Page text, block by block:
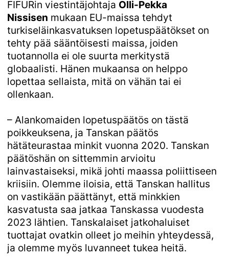
FIFURin viestintäjohtaja Olli-Pekka
Nissisen mukaan EU-maissa tehdyt
turkiseläinkasvatuksen lopetuspäätökset on
tehty pää sääntöisesti maissa, joiden
tuotannolla ei ole suurta merkitystä
globaalisti. Hänen mukaansa on helppo
lopettaa sellaista, mitä on vähän tai ei
ollenkaan.
– Alankomaiden lopetuspäätös on tästä
poikkeuksena, ja Tanskan päätös
hätäteurastaa minkit vuonna 2020. Tanskan
päätöshän on sittemmin arvioitu
lainvastaiseksi, mikä johti maassa poliittiseen
kriisiin. Olemme iloisia, että Tanskan hallitus
on vastikään päättänyt, että minkkien
kasvatusta saa jatkaa Tanskassa vuodesta
2023 lähtien. Tanskalaiset jatkohaluiset
tuottajat ovatkin olleet jo meihin yhteydessä,
ja olemme myös luvanneet tukea heitä.